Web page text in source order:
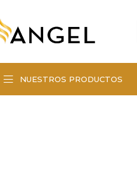
NUESTROS PRODUCTOS